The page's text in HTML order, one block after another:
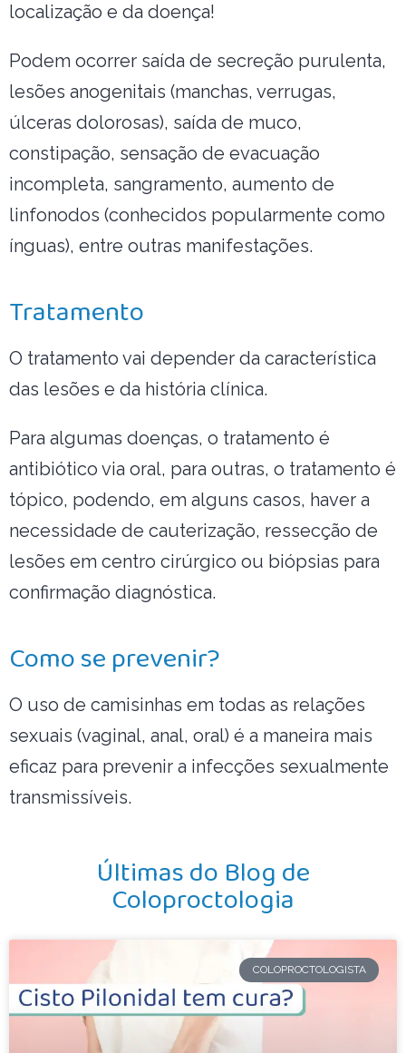
localização e da doença!
Podem ocorrer saída de secreção purulenta,
lesões anogenitais (manchas, verrugas,
úlceras dolorosas), saída de muco,
constipação, sensação de evacuação
incompleta, sangramento, aumento de
linfonodos (conhecidos popularmente como
ínguas), entre outras manifestações.
Tratamento
O tratamento vai depender da característica
das lesões e da história clínica.
Para algumas doenças, o tratamento é
antibiótico via oral, para outras, o tratamento é
tópico, podendo, em alguns casos, haver a
necessidade de cauterização, ressecção de
lesões em centro cirúrgico ou biópsias para
confirmação diagnóstica.
Como se prevenir?
O uso de camisinhas em todas as relações
sexuais (vaginal, anal, oral) é a maneira mais
eficaz para prevenir a infecções sexualmente
transmissíveis.
Últimas do Blog de
Coloproctologia
COLOPROCTOLOGISTA